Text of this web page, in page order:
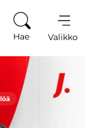
Hae Valikko